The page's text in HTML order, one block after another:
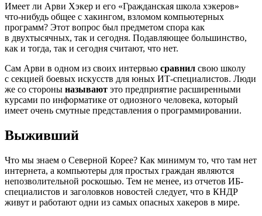
Имеет ли Арви Хэкер и его «Гражданская школа хэкеров»
что-нибудь общее с хакингом, взломом компьютерных
программ? Этот вопрос был предметом спора как
в двухтысячных, так и сегодня. Подавляющее большинство,
как и тогда, так и сегодня считают, что нет.
Сам Арви в одном из своих интервью сравнил свою школу
с секцией боевых искусств для юных ИТ-специалистов. Люди
же со стороны называют это предприятие расширенными
курсами по информатике от одиозного человека, который
имеет очень смутные представления о программировании.
Выживший
Что мы знаем о Северной Корее? Как минимум то, что там нет
интернета, а компьютеры для простых граждан являются
непозволительной роскошью. Тем не менее, из отчетов ИБ-
специалистов и заголовков новостей следует, что в КНДР
живут и работают одни из самых опасных хакеров в мире.